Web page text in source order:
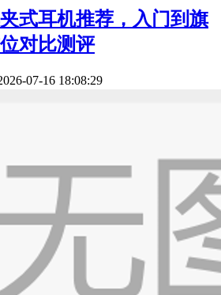
式耳机推荐，入门到旗
对比测评
07-16 18:08:29